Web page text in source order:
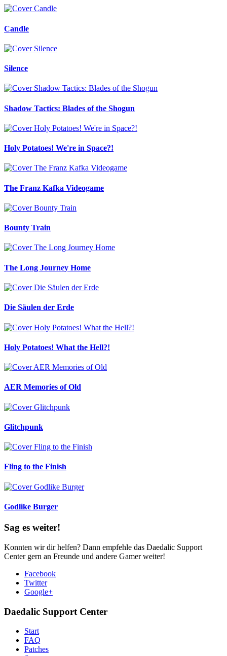
Candle
Silence
Shadow Tactics: Blades of the Shogun
Holy Potatoes! We're in Space?!
The Franz Kafka Videogame
Bounty Train
The Long Journey Home
Die Säulen der Erde
Holy Potatoes! What the Hell?!
AER Memories of Old
Glitchpunk
Fling to the Finish
Godlike Burger
Sag es weiter!
Konnten wir dir helfen? Dann empfehle das Daedalic Support
Center gern an Freunde und andere Gamer weiter!
Facebook
Twitter
Google+
Daedalic Support Center
Start
FAQ
Patches